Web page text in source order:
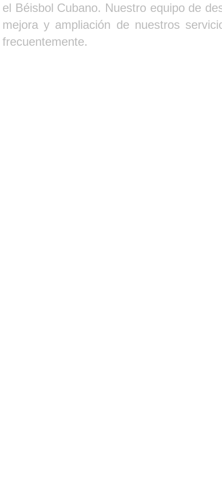
el Béisbol Cubano. Nuestro equipo de
mejora y ampliación de nuestros
frecuentemente.